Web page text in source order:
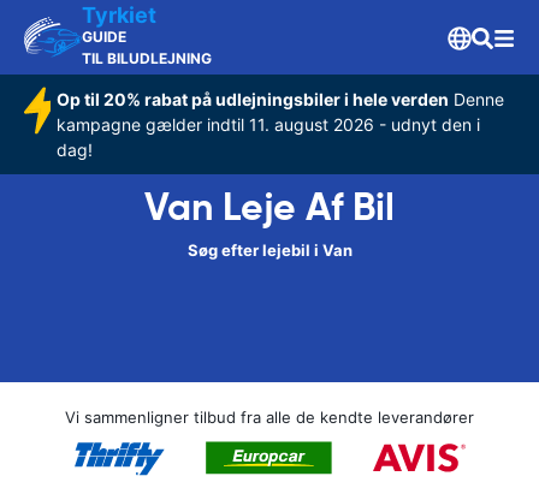
Tyrkiet
GUIDE
TIL BILUDLEJNING
Op til 20% rabat på udlejningsbiler i hele verden Denne
kampagne gælder indtil 11. august 2026 - udnyt den i
dag!
Van Leje Af Bil
Søg efter lejebil i Van
Vi sammenligner tilbud fra alle de kendte leverandører